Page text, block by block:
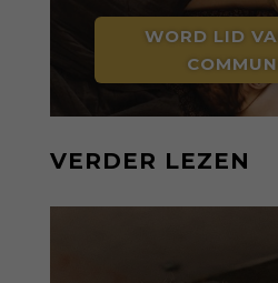
WORD LID
VERDER LEZEN